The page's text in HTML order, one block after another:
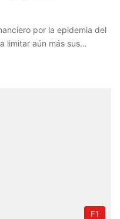
por la epidemia del
limitar aún más sus…
F1